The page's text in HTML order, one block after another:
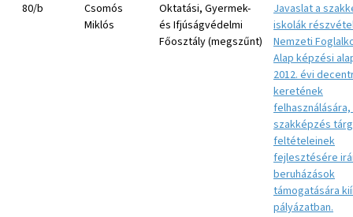
80/b
Csomós
Miklós
Oktatási, Gyermek-
és Ifjúságvédelmi
Főosztály (megszűnt)
Javaslat a
iskolák
Nemzeti
Alap képzési
2012. évi
keretének
felhasználására,
szakképzés
feltételeinek
fejlesztésére
beruházások
támogatására
pályázatban.